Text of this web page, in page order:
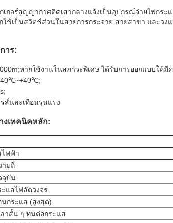
เกอร์สูญญากาศติดเสากลางแจ้งเป็นอุปกรณ์จ่ายไฟกร
ใช้เป็นสวิตช์ส่วนในสายการกระจาย สายสาขา และว
าร:
หากใช้งานในสภาวะพิเศษ ได้รับการออกแบบให้
~+40℃;
สั่นสะเทือนรุนแรง
งเทคนิคหลัก:
ฟฟ้า
ามถี่
จุบัน
แสไฟลัดวงจร
กระแส (สูงสุด)
าสั้น ๆ ทนต่อกระแส